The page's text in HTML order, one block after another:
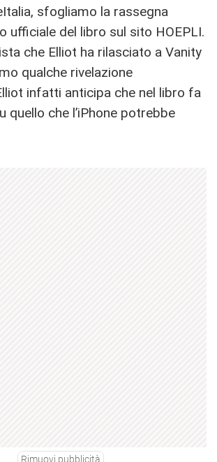
sfogliamo la rassegna
ufficiale del libro sul sito HOEPLI.
che Elliot ha rilasciato a Vanity
qualche rivelazione
infatti anticipa che nel libro fa
quello che l’iPhone potrebbe
Rimuovi pubblicità